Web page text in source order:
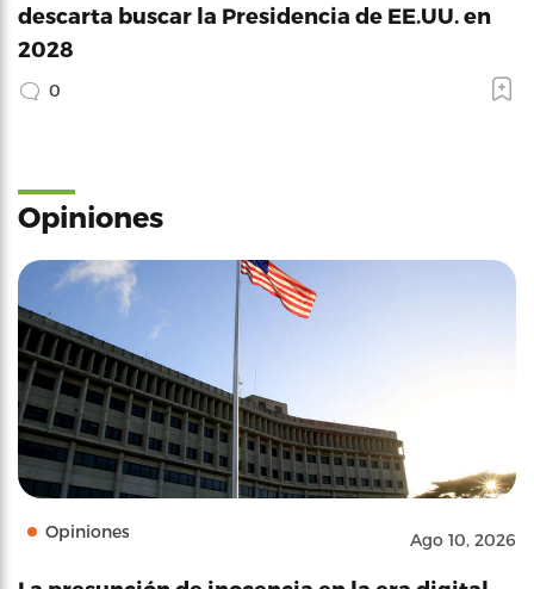
descarta buscar la Presidencia de EE.UU. en
2028
0
Opiniones
Opiniones Ago 10, 2026